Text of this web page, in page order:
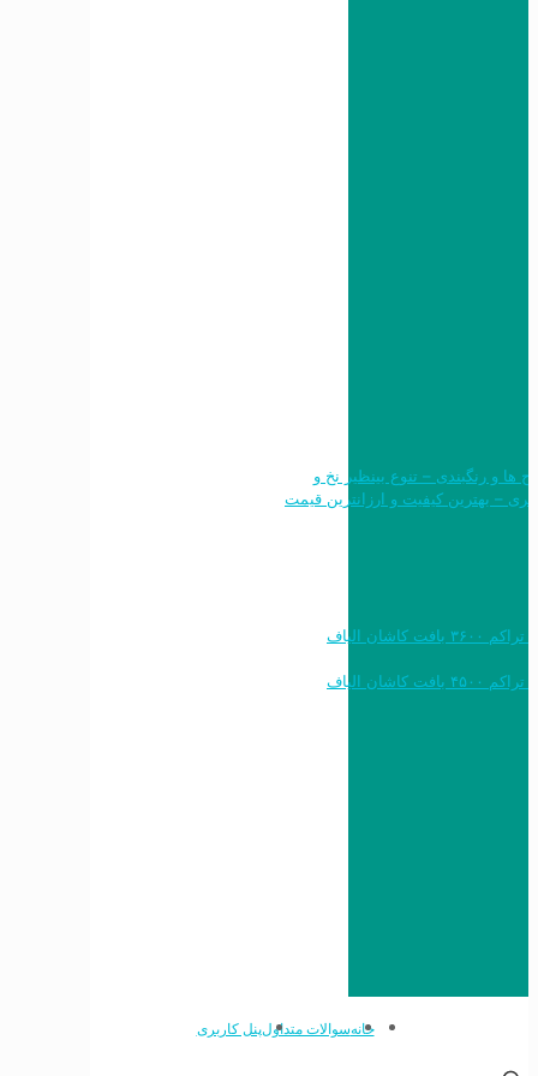
طرح ها و رنگبندی – تنوع بینظیر نخ و
خرید به قیمت فرش ماشینی ۱۲۰۰ شانه تراکم ۳۶۰۰ بافت کاشان الیاف
خرید به قیمت فرش ماشینی ۱۵۰۰ شانه تراکم ۴۵۰۰ بافت کاشان الیاف
خانهسوالات متداولپنل کاربری